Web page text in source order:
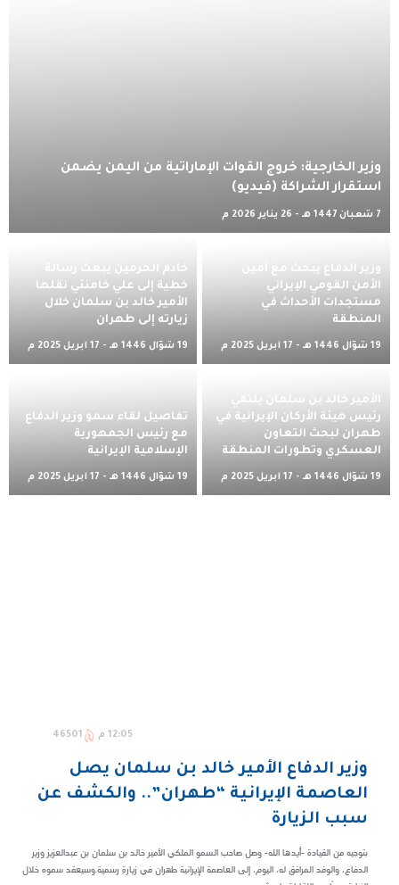
وزير الخارجية: خروج القوات الإماراتية من اليمن يضمن
استقرار الشراكة (فيديو)
7 شعبان 1447 هـ - 26 يناير 2026 م
وزير الدفاع يبحث مع أمين
الأمن القومي الإيراني
مستجدات الأحداث في
المنطقة
19 شوّال 1446 هـ - 17 أبريل 2025 م
خادم الحرمين يبعث رسالة
خطية إلى علي خامنئي نقلها
الأمير خالد بن سلمان خلال
زيارته إلى طهران
19 شوّال 1446 هـ - 17 أبريل 2025 م
الأمير خالد بن سلمان يلتقي
رئيس هيئة الأركان الإيرانية في
طهران لبحث التعاون
العسكري وتطورات المنطقة
19 شوّال 1446 هـ - 17 أبريل 2025 م
تفاصيل لقاء سمو وزير الدفاع
مع رئيس الجمهورية
الإسلامية الإيرانية
19 شوّال 1446 هـ - 17 أبريل 2025 م
12:05 م 46501
وزير الدفاع الأمير خالد بن سلمان يصل
العاصمة الإيرانية “طهران”.. والكشف عن
سبب الزيارة
بتوجيه من القيادة -أيدها الله- وصل صاحب السمو الملكي الأمير خالد بن سلمان بن عبدالعزيز وزير
الدفاع، والوفد المرافق له، اليوم، إلى العاصمة الإيرانية طهران في زيارةٍ رسمية.وسيعقد سموه خلال